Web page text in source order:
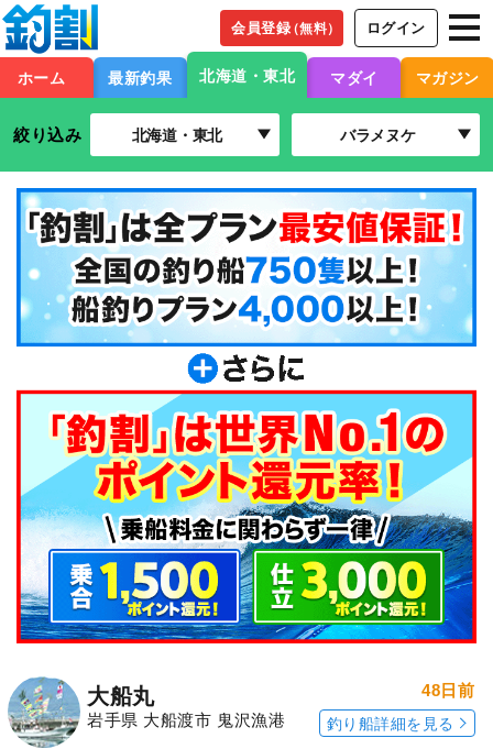
会員登録（無料） ログイン
ホーム 最新釣果 北海道・東北 マダイ マガジン
絞り込み 北海道・東北 バラメヌケ
大船丸
岩手県 大船渡市 鬼沢漁港
48日前
釣り船詳細を見る